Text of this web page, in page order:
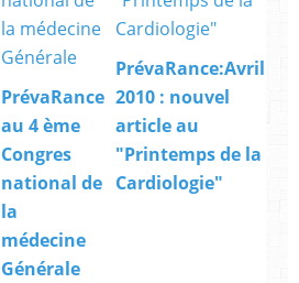
PrévaRance
au 4 ème
Congres
national de
la
médecine
Générale
PrévaRance:Avril
2010 : nouvel
article au
"Printemps de la
Cardiologie"